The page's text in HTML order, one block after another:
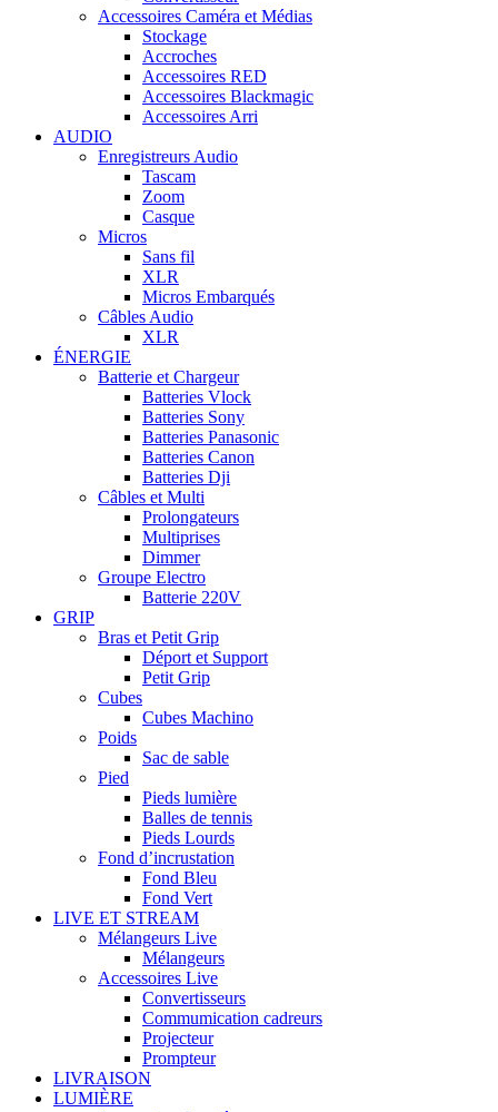
Accessoires Caméra et Médias
Stockage
Accroches
Accessoires RED
Accessoires Blackmagic
Accessoires Arri
AUDIO
Enregistreurs Audio
Tascam
Zoom
Casque
Micros
Sans fil
XLR
Micros Embarqués
Câbles Audio
XLR
ÉNERGIE
Batterie et Chargeur
Batteries Vlock
Batteries Sony
Batteries Panasonic
Batteries Canon
Batteries Dji
Câbles et Multi
Prolongateurs
Multiprises
Dimmer
Groupe Electro
Batterie 220V
GRIP
Bras et Petit Grip
Déport et Support
Petit Grip
Cubes
Cubes Machino
Poids
Sac de sable
Pied
Pieds lumière
Balles de tennis
Pieds Lourds
Fond d’incrustation
Fond Bleu
Fond Vert
LIVE ET STREAM
Mélangeurs Live
Mélangeurs
Accessoires Live
Convertisseurs
Commumication cadreurs
Projecteur
Prompteur
LIVRAISON
LUMIÈRE